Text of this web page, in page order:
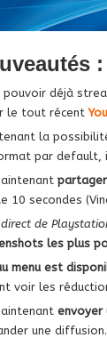
:
pouvoir déjà
le tout récent
la
par default,
10 secondes
direct de
les plus
menu est
voir les
envoyer
une diffusion.